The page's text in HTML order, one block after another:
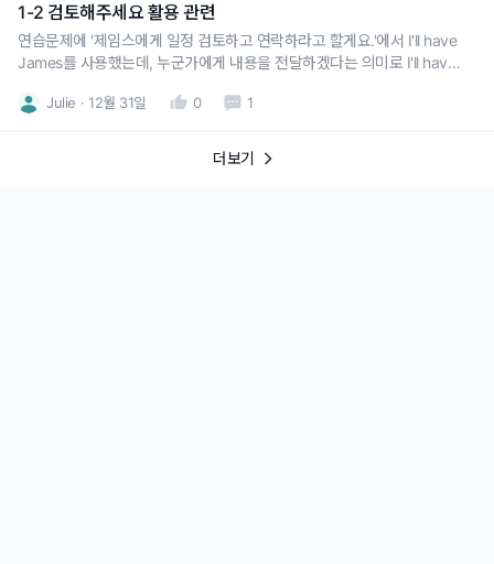
1-2 검토해주세요 활용 관련
연습문제에 '제임스에게 일정 검토하고 연락하라고 할게요.'에서 I'll have
James를 사용했는데, 누군가에게 내용을 전달하겠다는 의미로 I'll have
요.
Julie 12월 31일 0 1
더보기